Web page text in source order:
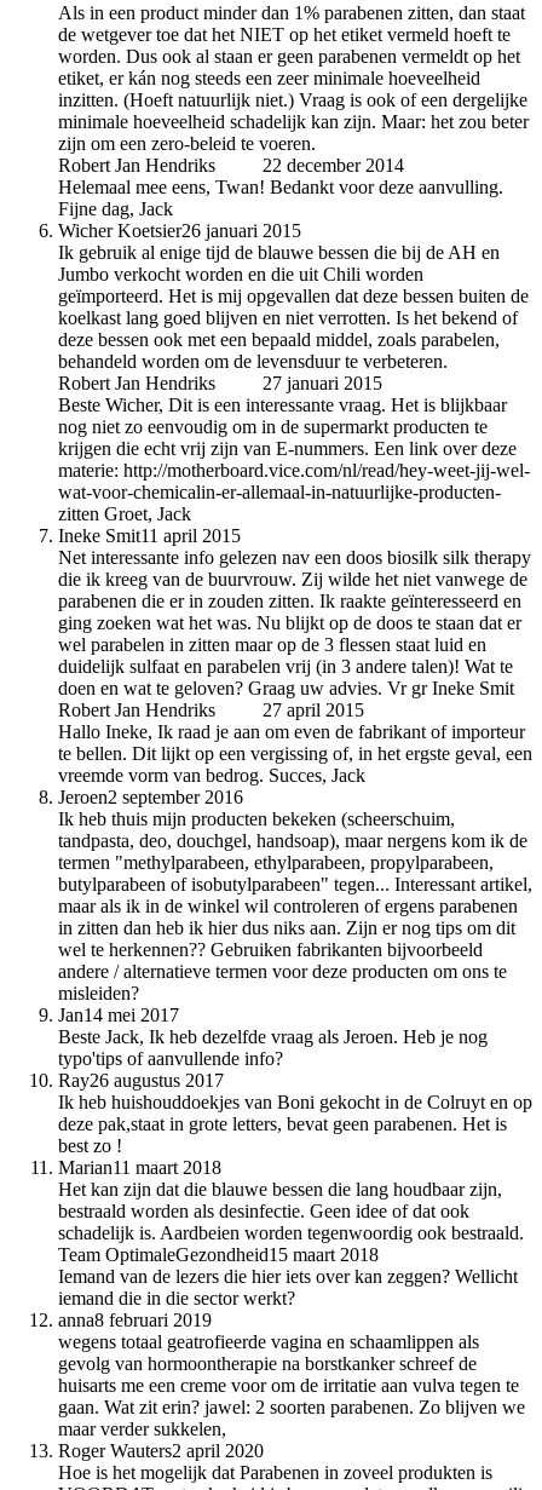
Als in een product minder dan 1% parabenen zitten, dan staat
de wetgever toe dat het NIET op het etiket vermeld hoeft te
worden. Dus ook al staan er geen parabenen vermeldt op het
etiket, er kán nog steeds een zeer minimale hoeveelheid
inzitten. (Hoeft natuurlijk niet.) Vraag is ook of een dergelijke
minimale hoeveelheid schadelijk kan zijn. Maar: het zou beter
zijn om een zero-beleid te voeren.
Robert Jan Hendriks
22 december 2014
Helemaal mee eens, Twan! Bedankt voor deze aanvulling.
Fijne dag, Jack
Wicher Koetsier26 januari 2015
Ik gebruik al enige tijd de blauwe bessen die bij de AH en
Jumbo verkocht worden en die uit Chili worden
geïmporteerd. Het is mij opgevallen dat deze bessen buiten de
koelkast lang goed blijven en niet verrotten. Is het bekend of
deze bessen ook met een bepaald middel, zoals parabelen,
behandeld worden om de levensduur te verbeteren.
Robert Jan Hendriks
27 januari 2015
Beste Wicher, Dit is een interessante vraag. Het is blijkbaar
nog niet zo eenvoudig om in de supermarkt producten te
krijgen die echt vrij zijn van E-nummers. Een link over deze
materie: http://motherboard.vice.com/nl/read/hey-weet-jij-wel-
wat-voor-chemicalin-er-allemaal-in-natuurlijke-producten-
zitten Groet, Jack
Ineke Smit11 april 2015
Net interessante info gelezen nav een doos biosilk silk therapy
die ik kreeg van de buurvrouw. Zij wilde het niet vanwege de
parabenen die er in zouden zitten. Ik raakte geïnteresseerd en
ging zoeken wat het was. Nu blijkt op de doos te staan dat er
wel parabelen in zitten maar op de 3 flessen staat luid en
duidelijk sulfaat en parabelen vrij (in 3 andere talen)! Wat te
doen en wat te geloven? Graag uw advies. Vr gr Ineke Smit
Robert Jan Hendriks
27 april 2015
Hallo Ineke, Ik raad je aan om even de fabrikant of importeur
te bellen. Dit lijkt op een vergissing of, in het ergste geval, een
vreemde vorm van bedrog. Succes, Jack
Jeroen2 september 2016
Ik heb thuis mijn producten bekeken (scheerschuim,
tandpasta, deo, douchgel, handsoap), maar nergens kom ik de
termen "methylparabeen, ethylparabeen, propylparabeen,
butylparabeen of isobutylparabeen" tegen... Interessant artikel,
maar als ik in de winkel wil controleren of ergens parabenen
in zitten dan heb ik hier dus niks aan. Zijn er nog tips om dit
wel te herkennen?? Gebruiken fabrikanten bijvoorbeeld
andere / alternatieve termen voor deze producten om ons te
misleiden?
Jan14 mei 2017
Beste Jack, Ik heb dezelfde vraag als Jeroen. Heb je nog
typo'tips of aanvullende info?
Ray26 augustus 2017
Ik heb huishouddoekjes van Boni gekocht in de Colruyt en op
deze pak,staat in grote letters, bevat geen parabenen. Het is
best zo !
Marian11 maart 2018
Het kan zijn dat die blauwe bessen die lang houdbaar zijn,
bestraald worden als desinfectie. Geen idee of dat ook
schadelijk is. Aardbeien worden tegenwoordig ook bestraald.
Team OptimaleGezondheid15 maart 2018
Iemand van de lezers die hier iets over kan zeggen? Wellicht
iemand die in die sector werkt?
anna8 februari 2019
wegens totaal geatrofieerde vagina en schaamlippen als
gevolg van hormoontherapie na borstkanker schreef de
huisarts me een creme voor om de irritatie aan vulva tegen te
gaan. Wat zit erin? jawel: 2 soorten parabenen. Zo blijven we
maar verder sukkelen,
Roger Wauters2 april 2020
Hoe is het mogelijk dat Parabenen in zoveel produkten is